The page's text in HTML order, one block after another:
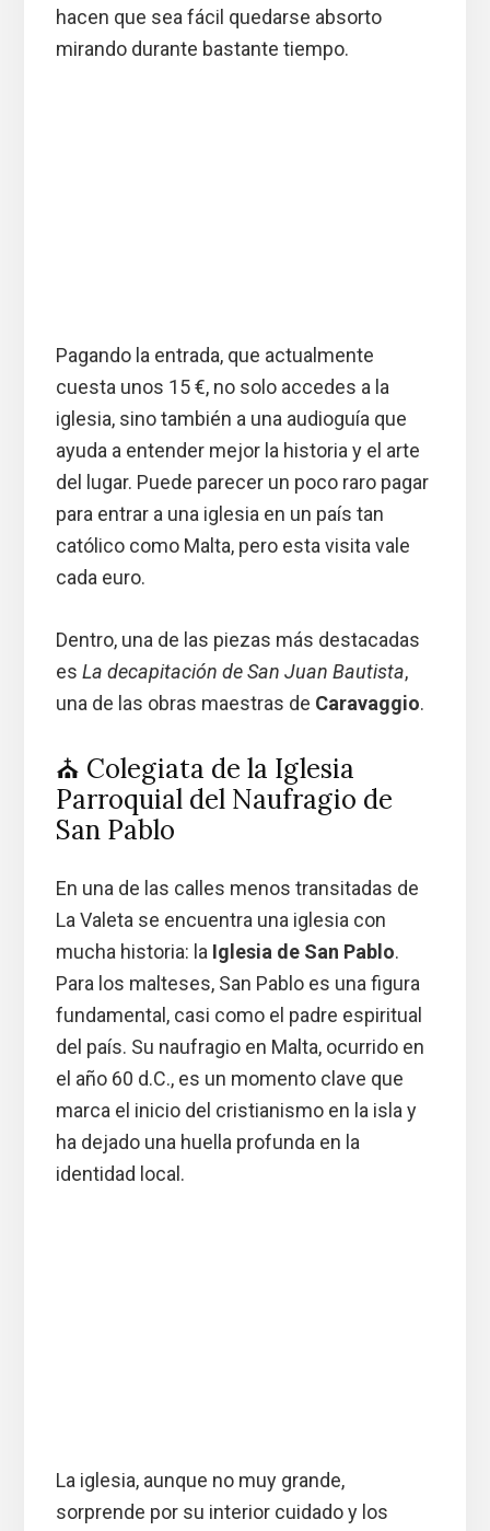
hacen que sea fácil quedarse absorto
mirando durante bastante tiempo.
Pagando la entrada, que actualmente
cuesta unos 15 €, no solo accedes a la
iglesia, sino también a una audioguía que
ayuda a entender mejor la historia y el arte
del lugar. Puede parecer un poco raro pagar
para entrar a una iglesia en un país tan
católico como Malta, pero esta visita vale
cada euro.
Dentro, una de las piezas más destacadas
es La decapitación de San Juan Bautista,
una de las obras maestras de Caravaggio.
⛪ Colegiata de la Iglesia
Parroquial del Naufragio de
San Pablo
En una de las calles menos transitadas de
La Valeta se encuentra una iglesia con
mucha historia: la Iglesia de San Pablo.
Para los malteses, San Pablo es una figura
fundamental, casi como el padre espiritual
del país. Su naufragio en Malta, ocurrido en
el año 60 d.C., es un momento clave que
marca el inicio del cristianismo en la isla y
ha dejado una huella profunda en la
identidad local.
La iglesia, aunque no muy grande,
sorprende por su interior cuidado y los